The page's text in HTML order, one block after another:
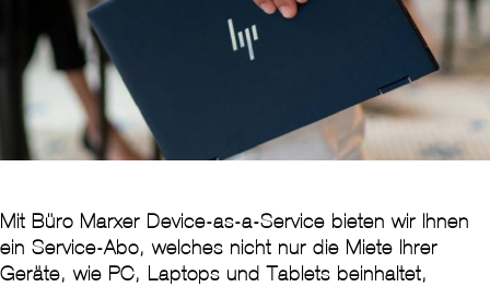
Mit Büro Marxer Device-as-a-Service bieten wir Ihnen
ein Service-Abo, welches nicht nur die Miete Ihrer
Geräte, wie PC, Laptops und Tablets beinhaltet,